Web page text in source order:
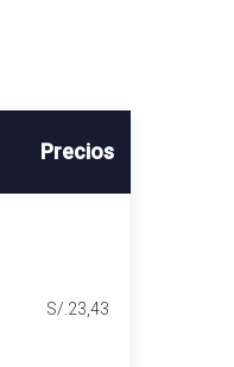
Precios
S/.23,43